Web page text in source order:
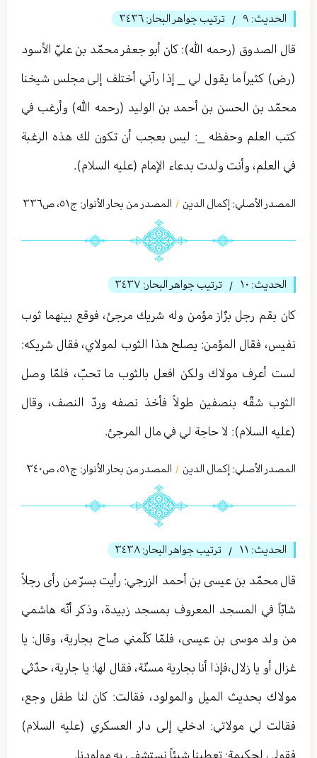
الحديث: ٩ / ترتيب جواهر البحار: ٣٤٣٦
قال الصدوق (رحمه الله): كان أبو جعفر محمّد بن عليّ الأسود
(رض) كثيراً ما يقول لي _ إذا رآني أختلف إلى مجلس شيخنا
محمّد بن الحسن بن أحمد بن الوليد (رحمه الله) وأرغب في
كتب العلم وحفظه _: ليس بعجب أن تكون لك هذه الرغبة
في العلم، وأنت ولدت بدعاء الإمام (عليه السلام).
المصدر الأصلي: إكمال الدين / المصدر من بحار الأنوار: ج٥١، ص٣٣٦
الحديث: ١٠ / ترتيب جواهر البحار: ٣٤٣٧
كان بقم رجل بزّاز مؤمن وله شريك مرجئ، فوقع بينهما ثوب
نفيس، فقال المؤمن: يصلح هذا الثوب لمولاي، فقال شريكه:
لست أعرف مولاك ولكن افعل بالثوب ما تحبّ، فلمّا وصل
الثوب شقّه بنصفين طولاً فأخذ نصفه وردّ النصف، وقال
(عليه السلام): لا حاجة لي في مال المرجئ.
المصدر الأصلي: إكمال الدين / المصدر من بحار الأنوار: ج٥١، ص٣٤٠
الحديث: ١١ / ترتيب جواهر البحار: ٣٤٣٨
قال محمّد بن عيسى بن أحمد الزرجي‏: رأيت بسرّ من رأى رجلاً
شابّاً في المسجد المعروف بمسجد زبيدة، وذكر أنّه هاشمي
من ولد موسى بن عيسى، فلمّا كلّمني صاح بجارية، وقال: يا
غزال أو يا زلال،فإذا أنا بجارية مسنّة، فقال لها: يا جارية، حدّثي
مولاك بحديث الميل والمولود، فقالت: كان لنا طفل وجع،
فقالت لي مولاتي: ادخلي إلى دار العسكري (عليه السلام)
فقولي لحكيمة: تعطينا شيئاً نستشفي به مولودنا.